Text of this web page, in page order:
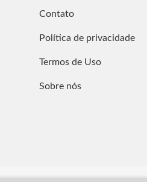
Contato
Política de privacidade
Termos de Uso
Sobre nós